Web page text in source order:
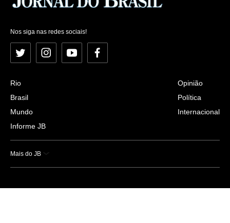
Nos siga nas redes sociais!
Twitter InstagramYouTubeFacebook
Rio
Brasil
Mundo
Informe JB
Opinião
Política
Internacional
Mais do JB
Esportes